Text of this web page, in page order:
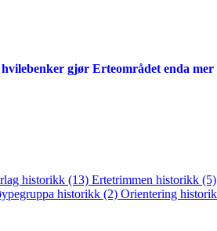
hvilebenker gjør Erteområdet enda mer
historikk (13) Ertetrimmen historikk (5)
historikk (2) Orientering